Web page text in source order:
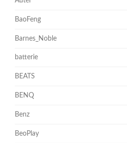
BaoFeng
Barnes_Noble
batterie
BEATS
BENQ
Benz
BeoPlay